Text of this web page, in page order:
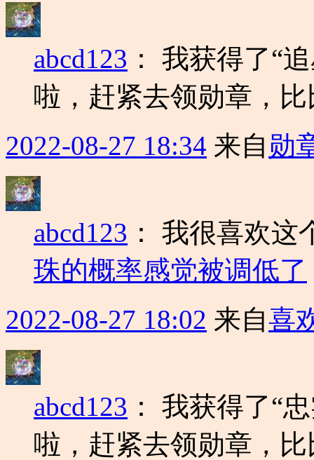
abcd123 ： 我获得了“
啦，赶紧去领勋章，
2022-08-27 18:34 来自 勋
abcd123 ： 我很喜欢这
珠的概率感觉被调低了
2022-08-27 18:02 来自喜
abcd123 ： 我获得了“
啦，赶紧去领勋章，